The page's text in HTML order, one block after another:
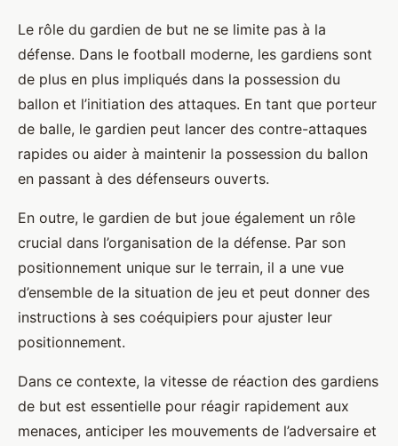
Le rôle du gardien de but ne se limite pas à la
défense. Dans le football moderne, les gardiens sont
de plus en plus impliqués dans la possession du
ballon et l’initiation des attaques. En tant que porteur
de balle, le gardien peut lancer des contre-attaques
rapides ou aider à maintenir la possession du ballon
en passant à des défenseurs ouverts.
En outre, le gardien de but joue également un rôle
crucial dans l’organisation de la défense. Par son
positionnement unique sur le terrain, il a une vue
d’ensemble de la situation de jeu et peut donner des
instructions à ses coéquipiers pour ajuster leur
positionnement.
Dans ce contexte, la vitesse de réaction des gardiens
de but est essentielle pour réagir rapidement aux
menaces, anticiper les mouvements de l’adversaire et